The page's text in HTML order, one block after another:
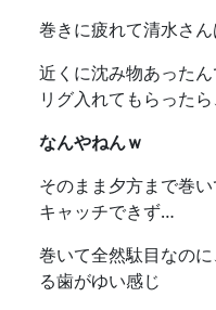
巻きに疲れて清水さ
近くに沈み物あった
リグ入れてもらったら
なんやねんｗ
そのまま夕方まで巻
キャッチできず…
巻いて全然駄目なの
る歯がゆい感じ